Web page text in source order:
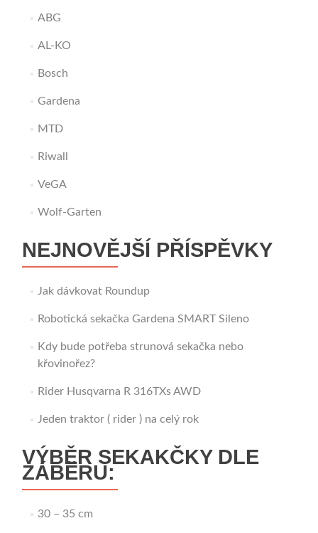
ABG
AL-KO
Bosch
Gardena
MTD
Riwall
VeGA
Wolf-Garten
NEJNOVĚJŠÍ PŘÍSPĚVKY
Jak dávkovat Roundup
Robotická sekačka Gardena SMART Sileno
Kdy bude potřeba strunová sekačka nebo
křovinořez?
Rider Husqvarna R 316TXs AWD
Jeden traktor ( rider ) na celý rok
VÝBĚR SEKAKČKY DLE
ZÁBĚRU:
30 – 35 cm